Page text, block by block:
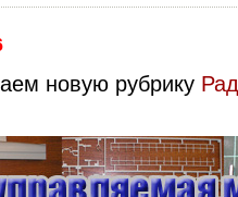
новую рубрику